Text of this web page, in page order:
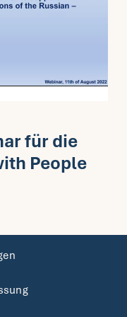
für die
People